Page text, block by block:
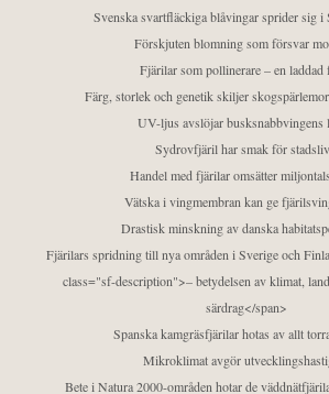
Svenska svartfläckiga blåvingar sprider sig i
Förskjuten blomning som försvar
Fjärilar som pollinerare – en laddad
Färg, storlek och genetik skiljer
UV-ljus avslöjar busksnabbvingens
Sydrovfjäril har smak för
Handel med fjärilar omsätter
Vätska i vingmembran kan ge
Drastisk minskning av danska
Fjärilars spridning till nya områden i Sverige och
class="sf-description">– betydelsen av klimat,
särdrag</span>
Spanska kamgräsfjärilar hotas av allt
Mikroklimat avgör
Bete i Natura 2000-områden hotar de